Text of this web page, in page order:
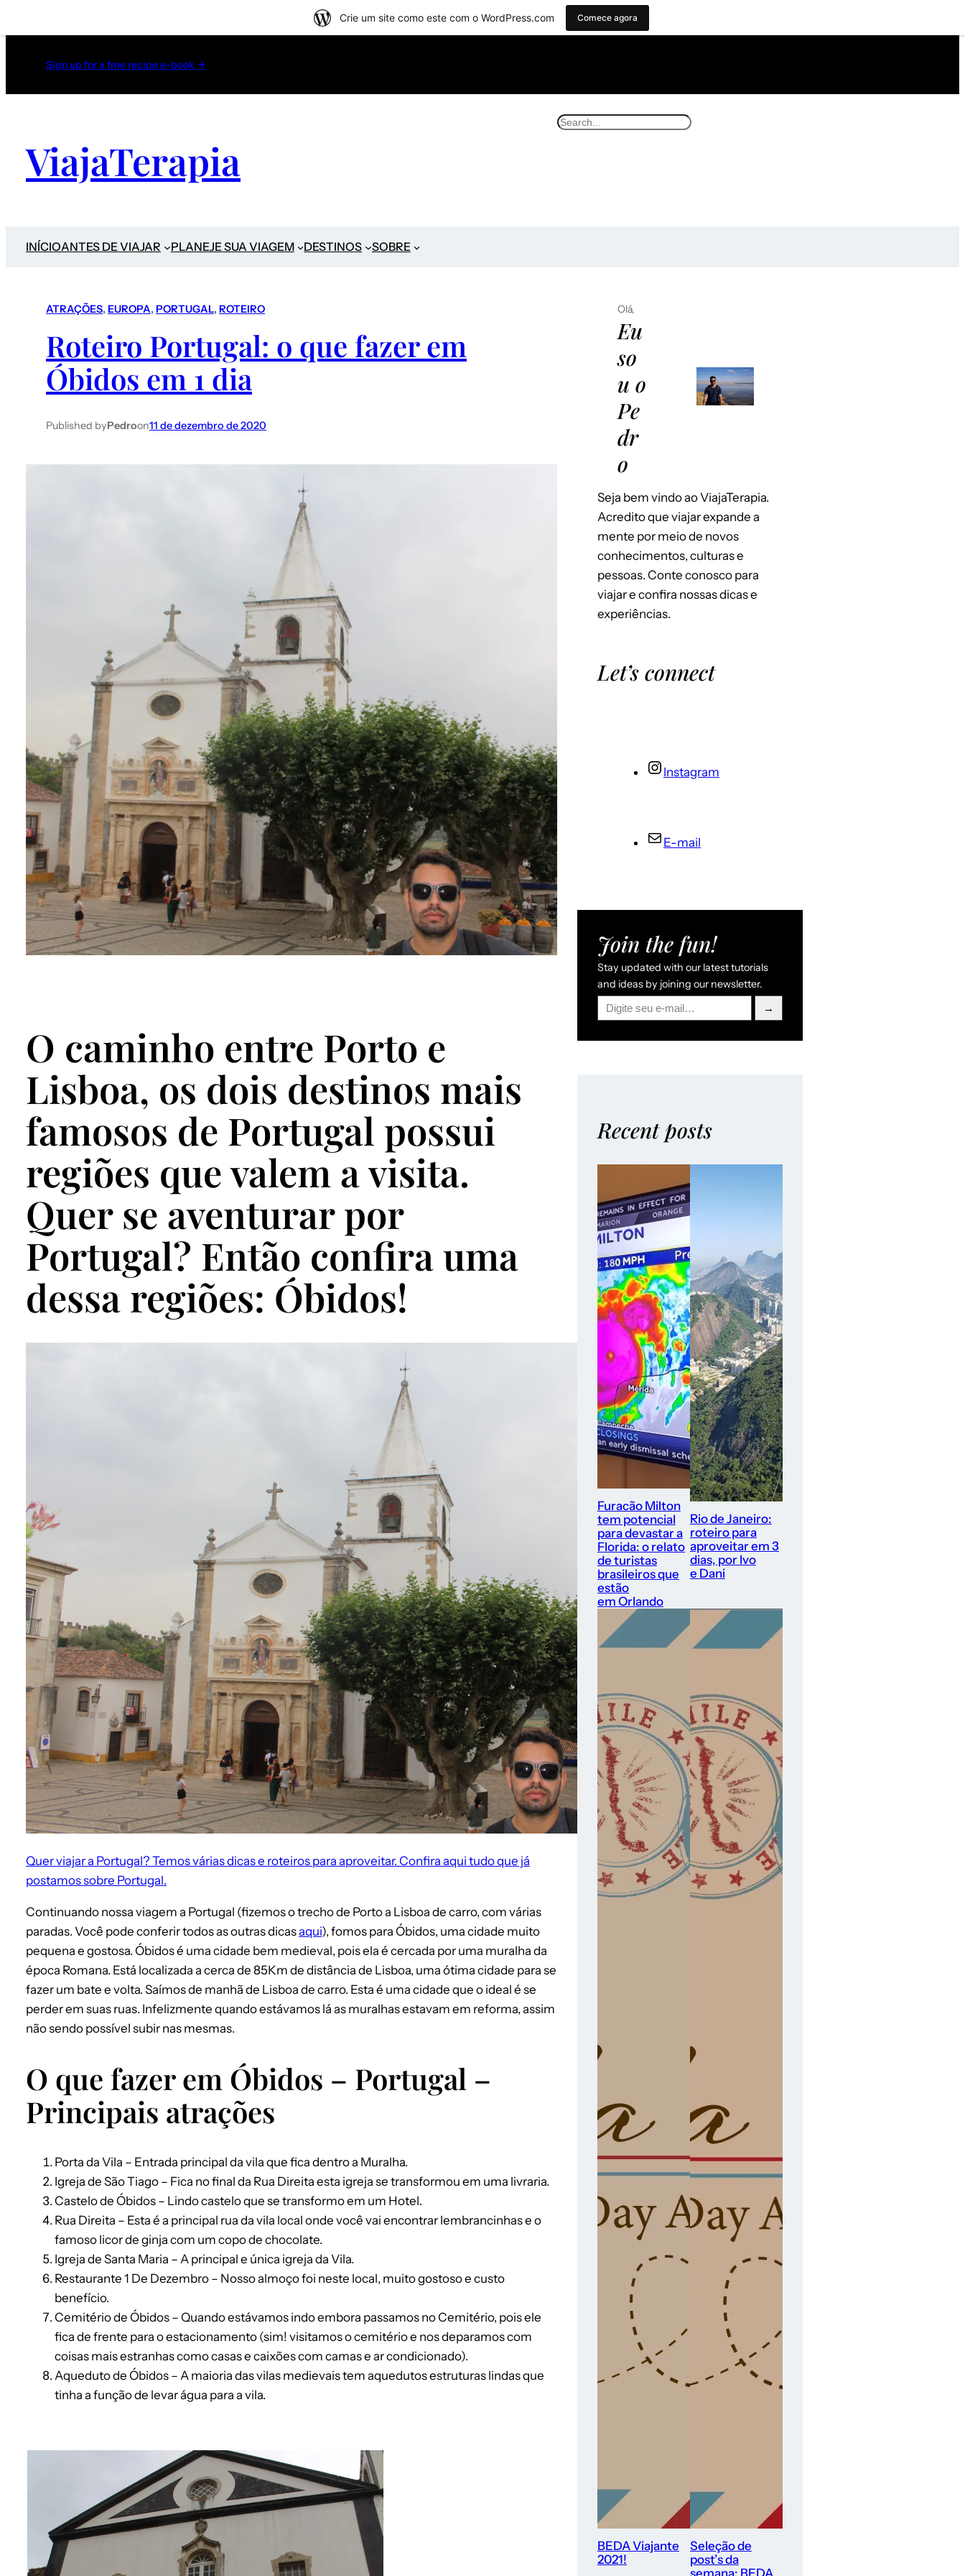
Sign up for a free recipe e-book →
ViajaTerapia
INÍCIOANTES DE VIAJAR PLANEJE SUA VIAGEM DESTINOS SOBRE
ATRAÇÕES, EUROPA, PORTUGAL, ROTEIRO
Roteiro Portugal: o que fazer em
Óbidos em 1 dia
Published byPedroon11 de dezembro de 2020
O caminho entre Porto e
Lisboa, os dois destinos mais
famosos de Portugal possui
regiões que valem a visita.
Quer se aventurar por
Portugal? Então confira uma
dessa regiões: Óbidos!
Quer viajar a Portugal? Temos várias dicas e roteiros para aproveitar. Confira aqui tudo que já
postamos sobre Portugal.
Continuando nossa viagem a Portugal (fizemos o trecho de Porto a Lisboa de carro, com várias
paradas. Você pode conferir todos as outras dicasaqui), fomos para Óbidos, uma cidade muito
pequena e gostosa. Óbidos é uma cidade bem medieval, pois ela é cercada por uma muralha da
época Romana. Está localizada a cerca de 85Km de distância de Lisboa, uma ótima cidade para se
fazer um bate e volta. Saímos de manhã de Lisboa de carro. Esta é uma cidade que o ideal é se
perder em suas ruas. Infelizmente quando estávamos lá as muralhas estavam em reforma, assim
não sendo possível subir nas mesmas.
O que fazer em Óbidos – Portugal –
Principais atrações
Porta da Vila – Entrada principal da vila que fica dentro a Muralha.
Igreja de São Tiago – Fica no final da Rua Direita esta igreja se transformou em uma livraria.
Castelo de Óbidos – Lindo castelo que se transformo em um Hotel.
Rua Direita – Esta é a principal rua da vila local onde você vai encontrar lembrancinhas e o
famoso licor de ginja com um copo de chocolate.
Igreja de Santa Maria – A principal e única igreja da Vila.
Restaurante 1 De Dezembro – Nosso almoço foi neste local, muito gostoso e custo
benefício.
Cemitério de Óbidos – Quando estávamos indo embora passamos no Cemitério, pois ele
fica de frente para o estacionamento (sim! visitamos o cemitério e nos deparamos com
coisas mais estranhas como casas e caixões com camas e ar condicionado).
Aqueduto de Óbidos – A maioria das vilas medievais tem aquedutos estruturas lindas que
tinha a função de levar água para a vila.
Olá,
Eu
so
u o
Pe
dr
o
Seja bem vindo ao ViajaTerapia.
Acredito que viajar expande a
mente por meio de novos
conhecimentos, culturas e
pessoas. Conte conosco para
viajar e confira nossas dicas e
experiências.
Let’s connect
Instagram
E-mail
Join the fun!
Stay updated with our latest tutorials
and ideas by joining our newsletter.
→
Recent posts
Furacão Milton
tem potencial
para devastar a
Florida: o relato
de turistas
brasileiros que
estão
em Orlando
Rio de Janeiro:
roteiro para
aproveitar em 3
dias, por Ivo
e Dani
BEDA Viajante
2021!
Seleção de
post’s da
semana: BEDA
Crie um site como este com o WordPress.com Comece agora